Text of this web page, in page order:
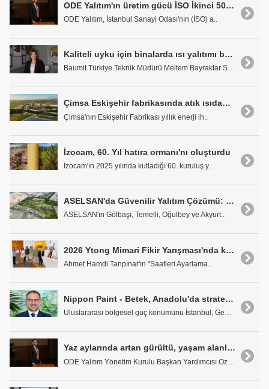
ODE Yalıtım'ın üretim gücü İSO İkinci 500 Listesinde bir kez daha tescillendi
ODE Yalıtım, İstanbul Sanayi Odası'nın (İSO) a..
Kaliteli uyku için binalarda ısı yalıtımı büyük önem taşıyor
Baumit Türkiye Teknik Müdürü Meltem Bayraktar San,..
Çimsa Eskişehir fabrikasında atık ısıdan elektrik üretimi tesisi devrede
Çimsa'nın Eskişehir Fabrikası yıllık enerji ih..
İzocam, 60. Yıl hatıra ormanı'nı oluşturdu
İzocam'ın 2025 yılında kutladığı 60. kuruluş y..
ASELSAN'da Güvenilir Yalıtım Çözümü: BTM
ASELSAN'ın Gölbaşı, Temelli, Oğulbey ve Akyurt..
2026 Ytong Mimari Fikir Yarışması'nda kazananlar belli oldu
Ahmet Hamdi Tanpınar'ın "Saatleri Ayarlama..
Nippon Paint - Betek, Anadolu'da stratejik iş birlikleriyle büyüyor
Uluslararası bölgesel güç konumunu İstanbul, Gebze..
Yaz aylarında artan gürültü, yaşam alanlarında akustik konfor ihtiyacını öne çıkarıyor